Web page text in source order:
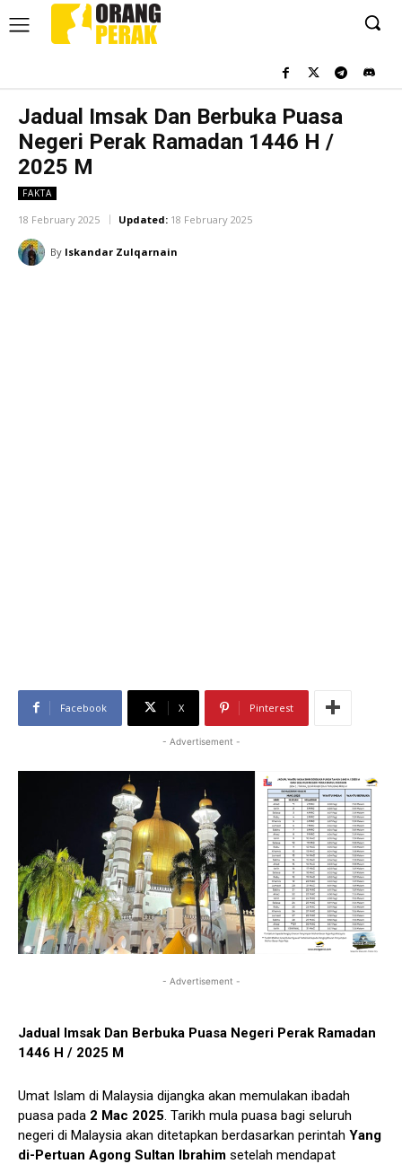
Jadual Imsak Dan Berbuka Puasa
Negeri Perak Ramadan 1446 H /
2025 M
FAKTA
18 February 2025 Updated: 18 February 2025
By Iskandar Zulqarnain
Facebook X Pinterest
- Advertisement -
- Advertisement -
Jadual Imsak Dan Berbuka Puasa Negeri Perak Ramadan
1446 H / 2025 M
Umat Islam di Malaysia dijangka akan memulakan ibadah
puasa pada 2 Mac 2025. Tarikh mula puasa bagi seluruh
negeri di Malaysia akan ditetapkan berdasarkan perintah Yang
di-Pertuan Agong Sultan Ibrahim setelah mendapat